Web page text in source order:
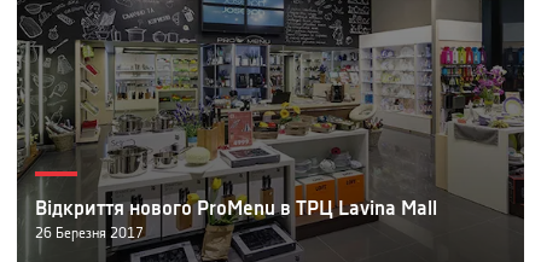
Відкриття нового ProMenu в ТРЦ Lavina Mall
26 Березня 2017